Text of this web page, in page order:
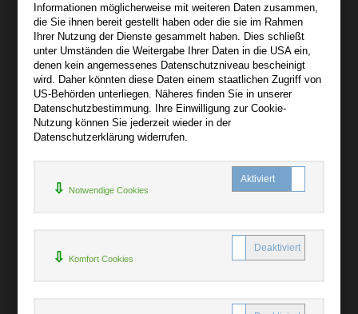
Über audiooo.net
AGB
Impressum
Widerruf
Datenschutz
Bibliotheksrabatt
MARC21-Datenimport
Informationen möglicherweise mit weiteren Daten zusammen,
die Sie ihnen bereit gestellt haben oder die sie im Rahmen
Ihrer Nutzung der Dienste gesammelt haben. Dies schließt
unter Umständen die Weitergabe Ihrer Daten in die USA ein,
denen kein angemessenes Datenschutzniveau bescheinigt
wird. Daher könnten diese Daten einem staatlichen Zugriff von
US-Behörden unterliegen. Näheres finden Sie in unserer
Datenschutzbestimmung. Ihre Einwilligung zur Cookie-
Nutzung können Sie jederzeit wieder in der
Datenschutzerklärung widerrufen.
Notwendige Cookies
Komfort Cookies